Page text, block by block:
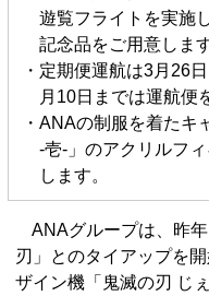
遊覧フライトを実施
記念品をご用意します
・定期便運航は3月26
月10日までは運航便
・ANAの制服を着たキ
-壱-」のアクリルフ
します。
ANAグループは、昨
刃」とのタイアップを
ザイン機「鬼滅の刃 じ